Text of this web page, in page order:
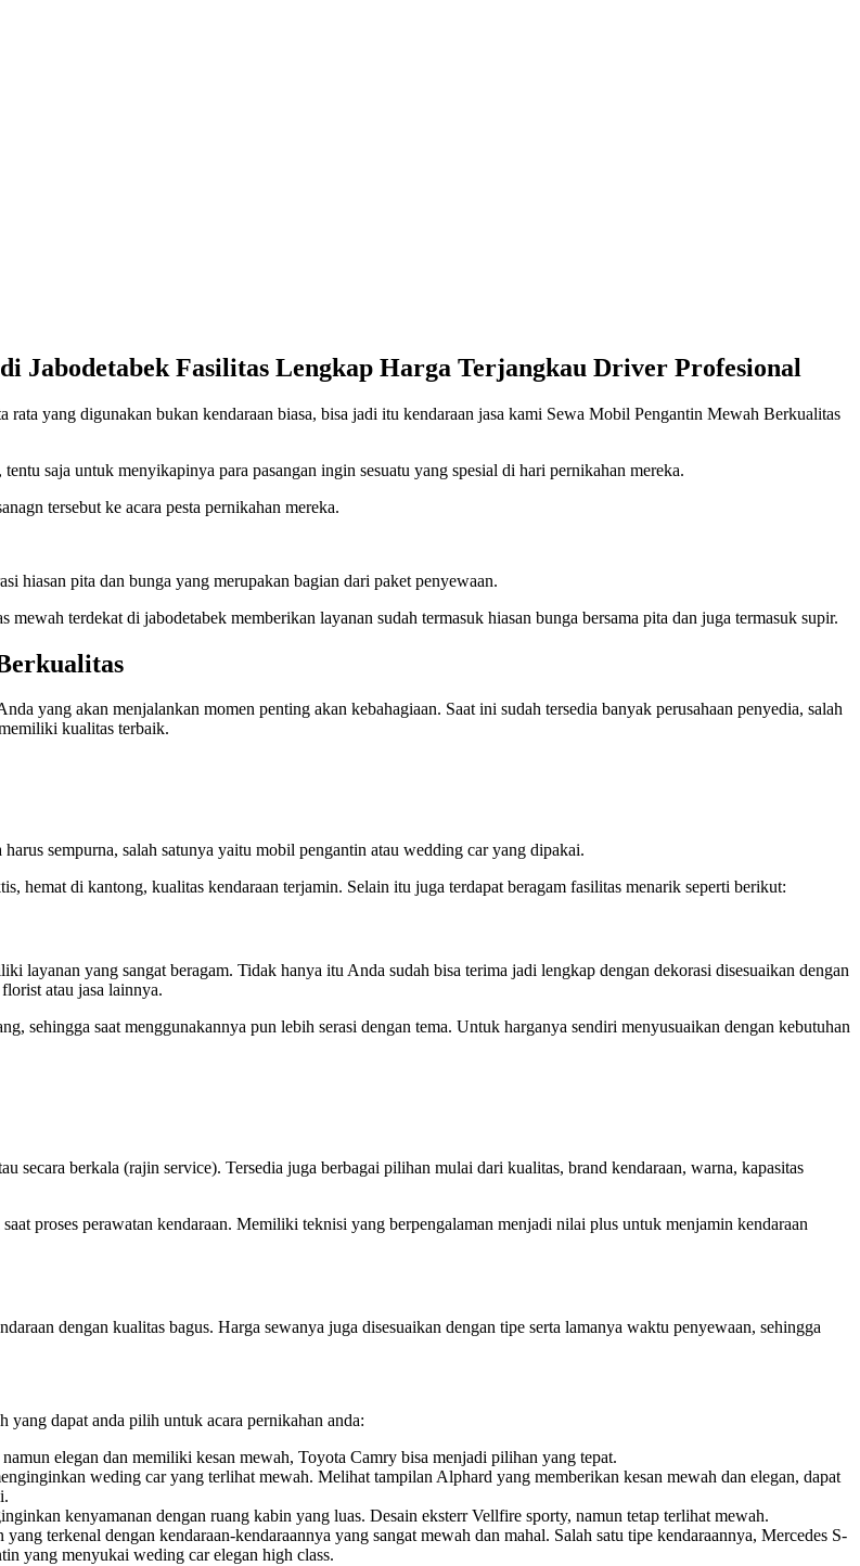
Jabodetabek Fasilitas Lengkap Harga Terjangkau Driver Profesional
yang digunakan bukan kendaraan biasa, bisa jadi itu kendaraan jasa kami Sewa Mobil Pengantin Mewah Berkualitas
saja untuk menyikapinya para pasangan ingin sesuatu yang spesial di hari pernikahan mereka.
tersebut ke acara pesta pernikahan mereka.
hiasan pita dan bunga yang merupakan bagian dari paket penyewaan.
terdekat di jabodetabek memberikan layanan sudah termasuk hiasan bunga bersama pita dan juga termasuk supir.
yang akan menjalankan momen penting akan kebahagiaan. Saat ini sudah tersedia banyak perusahaan penyedia, salah
kualitas terbaik.
sempurna, salah satunya yaitu mobil pengantin atau wedding car yang dipakai.
hemat di kantong, kualitas kendaraan terjamin. Selain itu juga terdapat beragam fasilitas menarik seperti berikut:
layanan yang sangat beragam. Tidak hanya itu Anda sudah bisa terima jadi lengkap dengan dekorasi disesuaikan dengan
atau jasa lainnya.
sehingga saat menggunakannya pun lebih serasi dengan tema. Untuk harganya sendiri menyusuaikan dengan kebutuhan
secara berkala (rajin service). Tersedia juga berbagai pilihan mulai dari kualitas, brand kendaraan, warna, kapasitas
proses perawatan kendaraan. Memiliki teknisi yang berpengalaman menjadi nilai plus untuk menjamin kendaraan
dengan kualitas bagus. Harga sewanya juga disesuaikan dengan tipe serta lamanya waktu penyewaan, sehingga
dapat anda pilih untuk acara pernikahan anda:
elegan dan memiliki kesan mewah, Toyota Camry bisa menjadi pilihan yang tepat.
weding car yang terlihat mewah. Melihat tampilan Alphard yang memberikan kesan mewah dan elegan, dapat
kenyamanan dengan ruang kabin yang luas. Desain eksterr Vellfire sporty, namun tetap terlihat mewah.
terkenal dengan kendaraan-kendaraannya yang sangat mewah dan mahal. Salah satu tipe kendaraannya, Mercedes S-
yang menyukai weding car elegan high class.